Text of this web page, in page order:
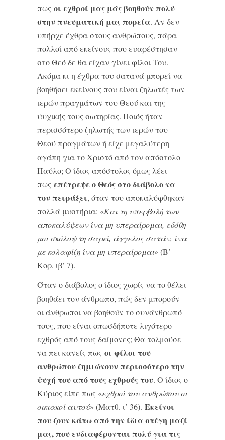
πως οι εχθροί μας μάς βοηθούν πολύ
στην πνευματική μας πορεία. Αν δεν
υπήρχε έχθρα στους ανθρώπους, πάρα
πολλοί από εκείνους που ευαρέστησαν
στο Θεό δε θα είχαν γίνει φίλοι Του.
Ακόμα κι η έχθρα του σατανά μπορεί να
βοηθήσει εκείνους που είναι ζηλωτές των
ιερών πραγμάτων του Θεού και της
ψυχικής τους σωτηρίας. Ποιός ήταν
περισσότερο ζηλωτής των ιερών του
Θεού πραγμάτων ή είχε μεγαλύτερη
αγάπη για το Χριστό από τον απόστολο
Παύλο; Ο ίδιος απόστολος όμως λέει
πως επέτρεψε ο Θεός στο διάβολο να
τον πειράξει, όταν του αποκαλύφθηκαν
πολλά μυστήρια: «Και τη υπερβολή των
αποκαλύψεων ίνα μη υπεραίρομαι, εδόθη
μοι σκόλοψ τη σαρκί, άγγελος σατάν, ίνα
με κολαφίζη ίνα μη υπεραίρομαι» (Β’
Κορ. ιβ’ 7).
Όταν ο διάβολος ο ίδιος χωρίς να το θέλει
βο­ηθάει τον άνθρωπο, πώς δεν μπορούν
οι άνθρωποι να βοηθούν το συνάνθρωπό
τους, που είναι οπωσδήποτε λιγότερο
εχθρός από τους δαίμονες; Θα τολμούσε
να πει κανείς πως οι φίλοι του
ανθρώπου ζημιώνουν περισσότερο την
ψυχή του από τους εχθρούς του. Ο ίδιος ο
Κύριος είπε πως «εχθροί του ανθρώπου οι
οικιακοί αυτού» (Ματθ. ι’ 36). Εκείνοι
που ζουν κάτω από την ίδια στέγη μαζί
μας, που ενδιαφέρονται πολύ για τις